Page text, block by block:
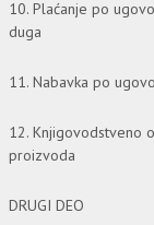
10. Plaćanje po
duga
11. Nabavka po
12. Knjigovodstveno
proizvoda
DRUGI DEO